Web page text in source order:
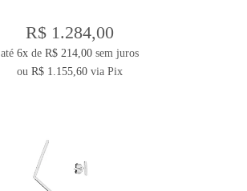
R$ 1.284,00
até6x deR$ 214,00 sem juros
ouR$ 1.155,60 via Pix